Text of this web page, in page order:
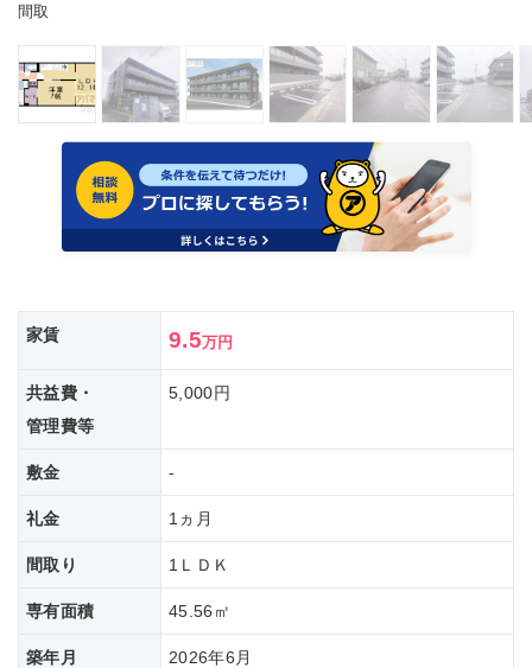
間取
家賃 9.5万円
共益費・
管理費等
5,000円
敷金 -
礼金 1ヵ月
間取り 1ＬＤＫ
専有面積 45.56㎡
築年月
2026年6月